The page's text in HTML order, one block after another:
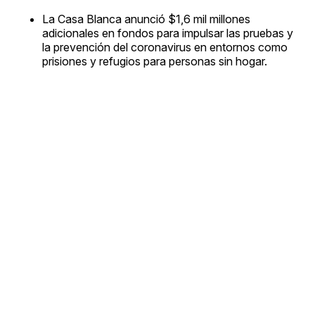
La Casa Blanca anunció $1,6 mil millones
adicionales en fondos para impulsar las pruebas y
la prevención del coronavirus en entornos como
prisiones y refugios para personas sin hogar.